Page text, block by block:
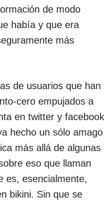
de modo
había y que era
más
de usuarios que han
cero empujados a
en twitter y facebook
hecho un sólo amago
más allá de algunas
eso que llaman
es, esencialmente,
bikini. Sin que se